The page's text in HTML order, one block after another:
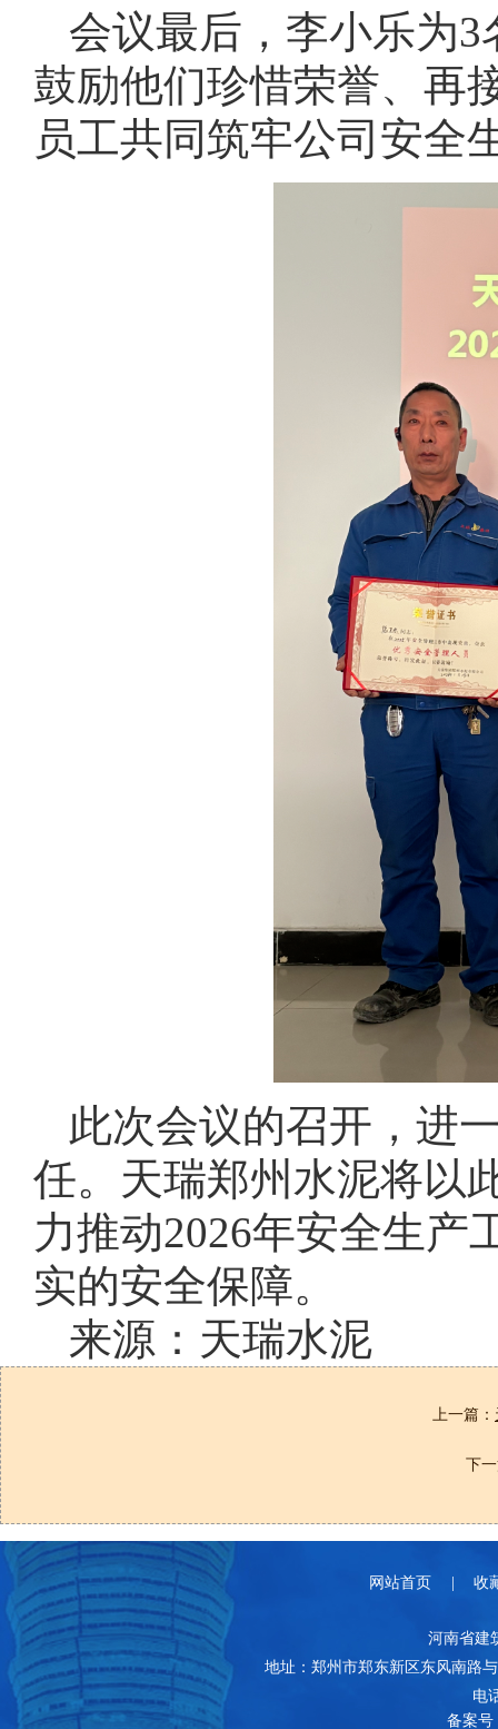
会议最后，李小乐为
鼓励他们珍惜荣誉、再
员工共同筑牢公司安全
此次会议的召开，进
任。天瑞郑州水泥将以
力推动2026年安全生产
实的安全保障。
来源：天瑞水泥
上一篇：
下